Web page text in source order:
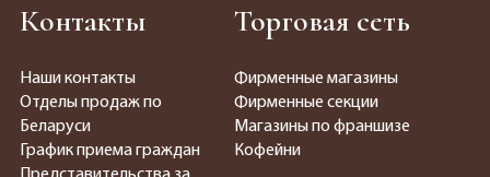
Контакты
Наши контакты
Отделы продаж по
Беларуси
График приема граждан
Торговая сеть
Фирменные магазины
Фирменные секции
Магазины по франшизе
Кофейни